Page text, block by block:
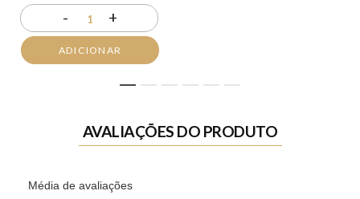
- 1 +
ADICIONAR
AVALIAÇÕES DO PRODUTO
Média de avaliações